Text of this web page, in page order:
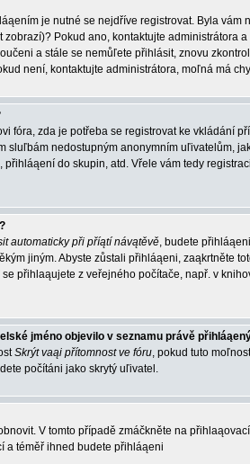
je nutné se nejdříve registrovat. Byla vám
Pokud ano, kontaktujte administrátora
a stále se nemůľete přihlásit, znovu
není, kontaktujte administrátora, moľná má
fóra, zda je potřeba se registrovat ke vkládání
sluľbám nedostupným anonymním uľivatelům,
do skupin, atd. Vřele vám tedy
automaticky při příątí návątěvě, budete
jiným. Abyste zůstali přihláąeni, zaąkrtněte
přihlaąujete z veřejného počítače, např. v
jméno objevilo v seznamu právě
Skrýt vaąi přítomnost ve fóru, pokud tuto
počítáni jako skrytý uľivatel.
V tomto případě zmáčkněte na
a téměř ihned budete přihláąeni